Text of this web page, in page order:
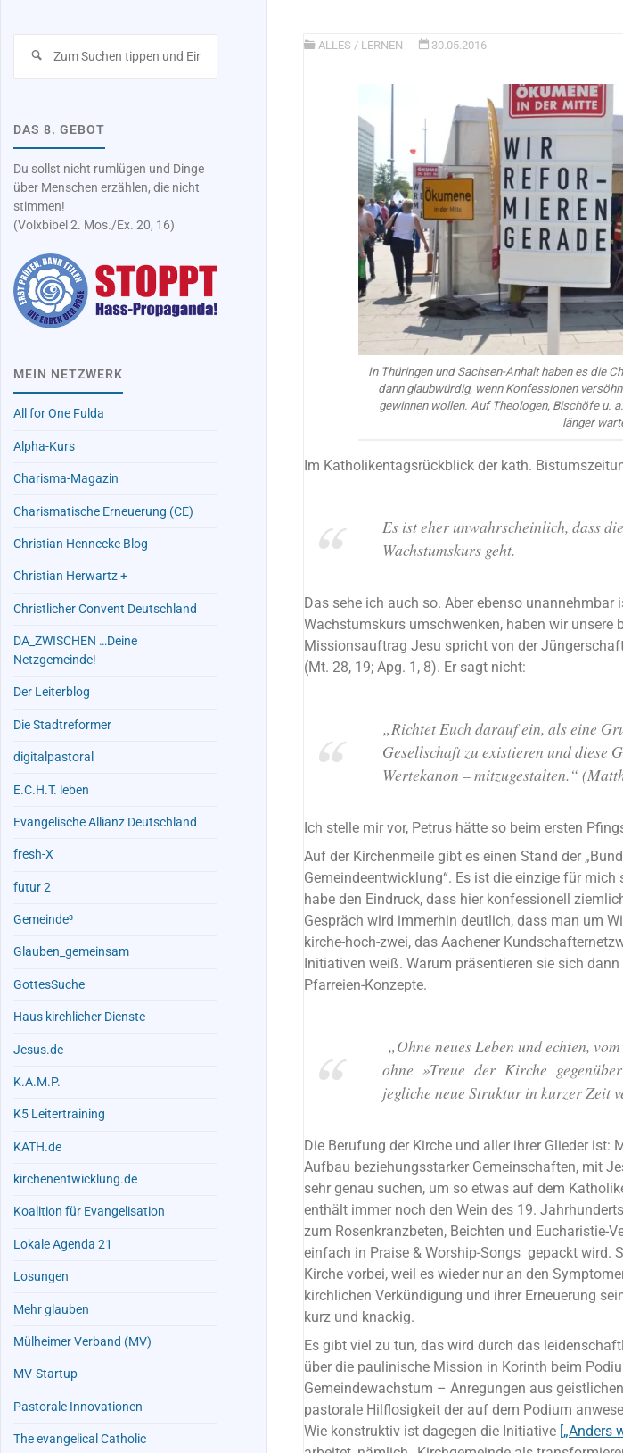
ALLES / LERNEN 30.05.2016
In Thüringen und Sachsen-Anhalt haben es die
dann glaubwürdig, wenn Konfessionen
gewinnen wollen. Auf Theologen, Bischöfe u.
länger
Im Katholikentagsrückblick der kath.
Es ist eher unwahrscheinlich, dass
Wachstumskurs geht.
Das sehe ich auch so. Aber ebenso
Wachstumskurs umschwenken, haben wir unsere
Missionsauftrag Jesu spricht von der
(Mt. 28, 19; Apg. 1, 8). Er sagt nicht:
„Richtet Euch darauf ein, als eine
Gesellschaft zu existieren und diese
Wertekanon – mitzugestalten.“
Ich stelle mir vor, Petrus hätte so beim ersten
Auf der Kirchenmeile gibt es einen Stand der
Gemeindeentwicklung“. Es ist die einzige für
habe den Eindruck, dass hier konfessionell
Gespräch wird immerhin deutlich, dass man um
kirche-hoch-zwei, das Aachener
Initiativen weiß. Warum präsentieren sie sich
Pfarreien-Konzepte.
„Ohne neues Leben und echten,
ohne »Treue der Kirche
jegliche neue Struktur in kurzer Zeit
Die Berufung der Kirche und aller ihrer Glieder
Aufbau beziehungsstarker Gemeinschaften, mit
sehr genau suchen, um so etwas auf dem
enthält immer noch den Wein des 19.
zum Rosenkranzbeten, Beichten und Eucharistie-
einfach in Praise & Worship-Songs gepackt wird.
Kirche vorbei, weil es wieder nur an den
kirchlichen Verkündigung und ihrer Erneuerung
kurz und knackig.
Es gibt viel zu tun, das wird durch das
über die paulinische Mission in Korinth beim
Gemeindewachstum – Anregungen aus
pastorale Hilflosigkeit der auf dem Podium
Wie konstruktiv ist dagegen die Initiative [„Anders
DAS 8. GEBOT
Du sollst nicht rumlügen und Dinge
über Menschen erzählen, die nicht
stimmen!
(Volxbibel 2. Mos./Ex. 20, 16)
MEIN NETZWERK
All for One Fulda
Alpha-Kurs
Charisma-Magazin
Charismatische Erneuerung (CE)
Christian Hennecke Blog
Christian Herwartz +
Christlicher Convent Deutschland
DA_ZWISCHEN …Deine
Netzgemeinde!
Der Leiterblog
Die Stadtreformer
digitalpastoral
E.C.H.T. leben
Evangelische Allianz Deutschland
fresh-X
futur 2
Gemeinde³
Glauben_gemeinsam
GottesSuche
Haus kirchlicher Dienste
Jesus.de
K.A.M.P.
K5 Leitertraining
KATH.de
kirchenentwicklung.de
Koalition für Evangelisation
Lokale Agenda 21
Losungen
Mehr glauben
Mülheimer Verband (MV)
MV-Startup
Pastorale Innovationen
The evangelical Catholic